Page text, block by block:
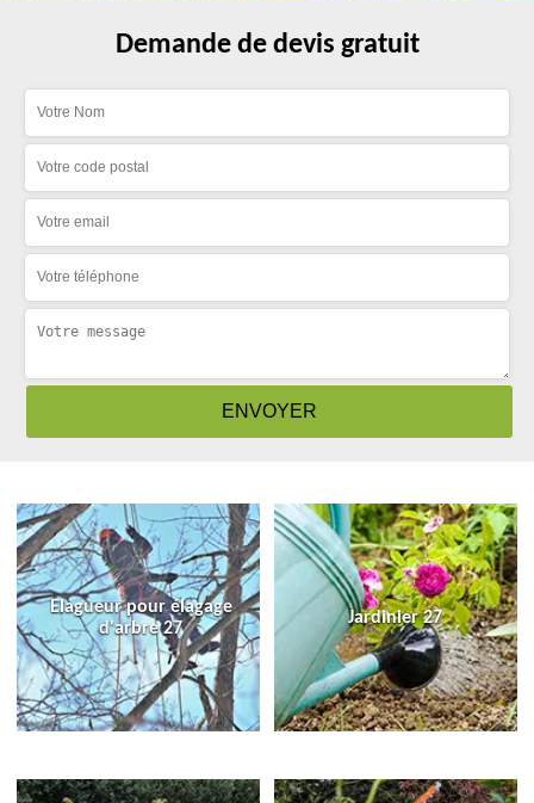
Demande de devis gratuit
Elagueur pour élagage
d'arbre 27
Jardinier 27